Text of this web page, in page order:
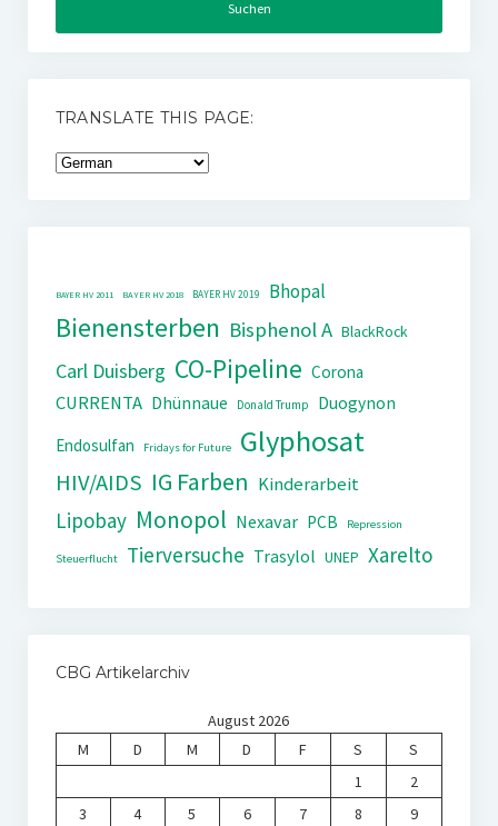
TRANSLATE THIS PAGE:
BAYER HV 2011 BAYER HV 2018 BAYER HV 2019 Bhopal
Bienensterben Bisphenol A BlackRock
Carl Duisberg CO-Pipeline Corona
CURRENTA Dhünnaue Donald Trump
Duogynon
Endosulfan
Fridays for Future Glyphosat
HIV/AIDS IG Farben Kinderarbeit
Lipobay Monopol Nexavar PCB Repression
Steuerflucht Tierversuche Trasylol UNEP Xarelto
CBG Artikelarchiv
August 2026
M
D M D F S
S
1
2
3
4 5 6 7 8
9